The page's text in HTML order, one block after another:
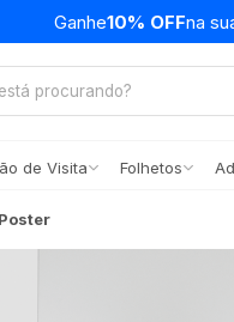
Ganhe10% OFFna
de Visita Folhetos